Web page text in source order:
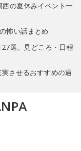
の夏休みイベント一
怖い話まとめ
27選。見どころ・日程
させるおすすめの過